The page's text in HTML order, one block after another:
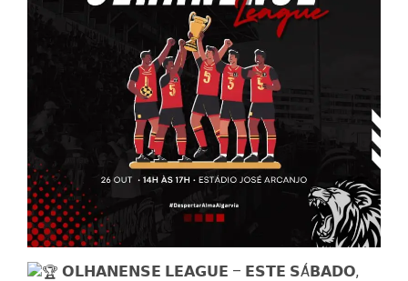
𝗢𝗟𝗛𝗔𝗡𝗘𝗡𝗦𝗘 𝗟𝗘𝗔𝗚𝗨𝗘 – 𝗘𝗦𝗧𝗘 𝗦Á𝗕𝗔𝗗𝗢,